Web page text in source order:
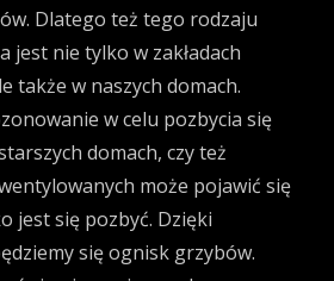
Dlatego też tego rodzaju
jest nie tylko w zakładach
także w naszych domach.
w celu pozbycia się
domach, czy też
może pojawić się
jest się pozbyć. Dzięki
się ognisk grzybów.